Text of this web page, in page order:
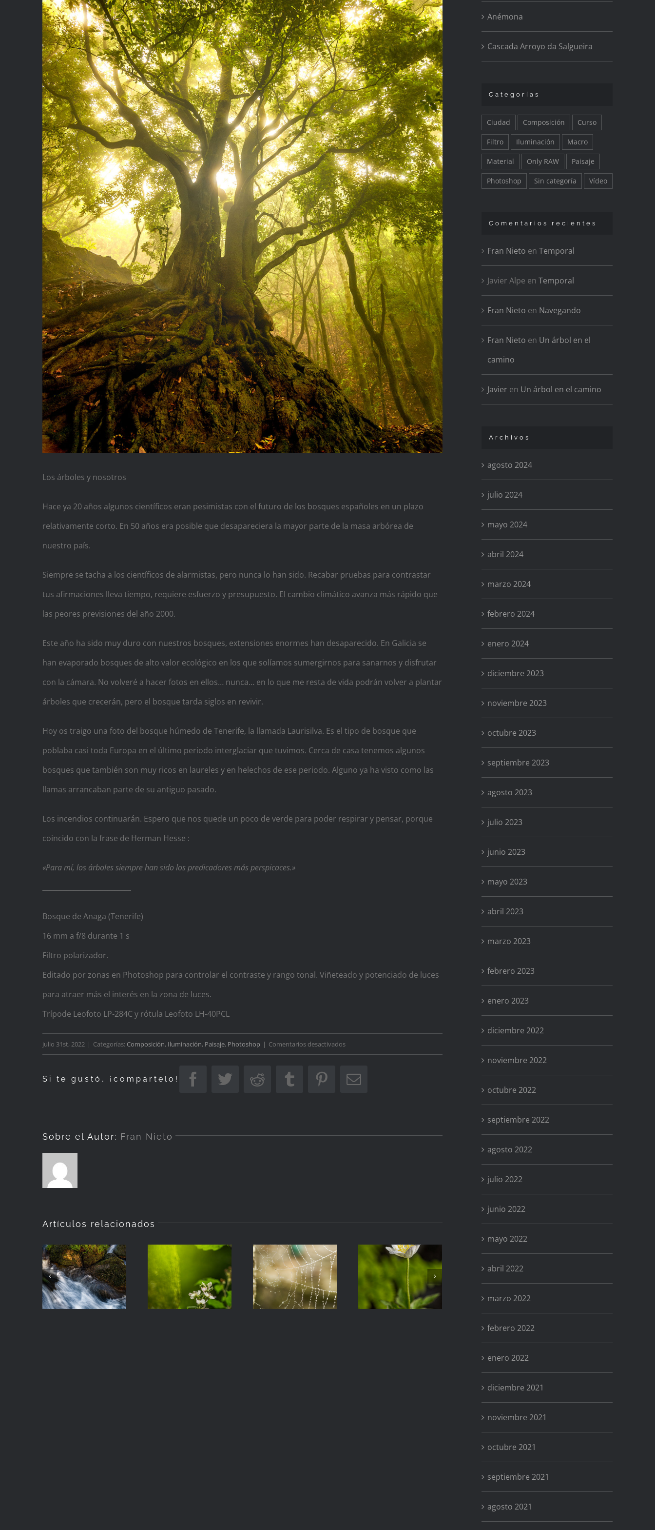
Los árboles y nosotros
Hace ya 20 años algunos científicos eran pesimistas con el futuro de los bosques españoles en un plazo
relativamente corto. En 50 años era posible que desapareciera la mayor parte de la masa arbórea de
nuestro país.
Siempre se tacha a los científicos de alarmistas, pero nunca lo han sido. Recabar pruebas para contrastar
tus afirmaciones lleva tiempo, requiere esfuerzo y presupuesto. El cambio climático avanza más rápido que
las peores previsiones del año 2000.
Este año ha sido muy duro con nuestros bosques, extensiones enormes han desaparecido. En Galicia se
han evaporado bosques de alto valor ecológico en los que solíamos sumergirnos para sanarnos y disfrutar
con la cámara. No volveré a hacer fotos en ellos… nunca… en lo que me resta de vida podrán volver a plantar
árboles que crecerán, pero el bosque tarda siglos en revivir.
Hoy os traigo una foto del bosque húmedo de Tenerife, la llamada Laurisilva. Es el tipo de bosque que
poblaba casi toda Europa en el último periodo interglaciar que tuvimos. Cerca de casa tenemos algunos
bosques que también son muy ricos en laureles y en helechos de ese periodo. Alguno ya ha visto como las
llamas arrancaban parte de su antiguo pasado.
Los incendios continuarán. Espero que nos quede un poco de verde para poder respirar y pensar, porque
coincido con la frase de Herman Hesse :
«Para mí, los árboles siempre han sido los predicadores más perspicaces.»
Bosque de Anaga (Tenerife)
16 mm a f/8 durante 1 s
Filtro polarizador.
Editado por zonas en Photoshop para controlar el contraste y rango tonal. Viñeteado y potenciado de luces
para atraer más el interés en la zona de luces.
Trípode Leofoto LP-284C y rótula Leofoto LH-40PCL
julio 31st, 2022 | Categorías: Composición, Iluminación, Paisaje, Photoshop | Comentarios desactivadosen
Si te gustó, ¡compártelo! FacebookTwitterRedditTumblrPinterestCorreo
Sobre el Autor: Fran Nieto
Artículos relacionados
Hierba
Zarzamora
Adornos Anémona
Anémona
Cascada Arroyo da Salgueira
Categorías
Ciudad Composición Curso
Filtro Iluminación Macro
Material Only RAW Paisaje
Photoshop Sin categoría Vídeo
Comentarios recientes
Fran Nieto en Temporal
Javier Alpe en Temporal
Fran Nieto en Navegando
Fran Nieto en Un árbol en el
camino
Javieren Un árbol en el camino
Archivos
agosto 2024
julio 2024
mayo 2024
abril 2024
marzo 2024
febrero 2024
enero 2024
diciembre 2023
noviembre 2023
octubre 2023
septiembre 2023
agosto 2023
julio 2023
junio 2023
mayo 2023
abril 2023
marzo 2023
febrero 2023
enero 2023
diciembre 2022
noviembre 2022
octubre 2022
septiembre 2022
agosto 2022
julio 2022
junio 2022
mayo 2022
abril 2022
marzo 2022
febrero 2022
enero 2022
diciembre 2021
noviembre 2021
octubre 2021
septiembre 2021
agosto 2021